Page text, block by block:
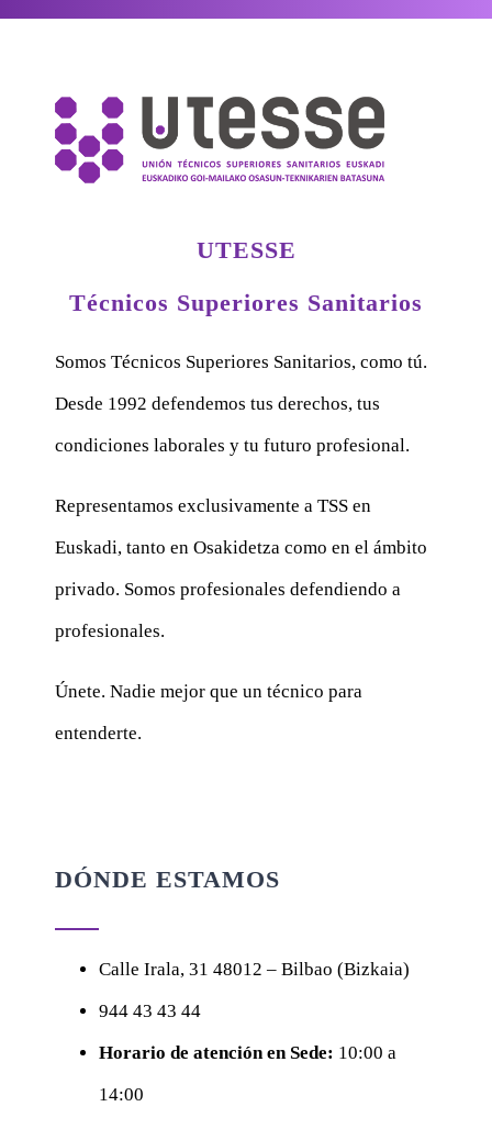
UTESSE
Técnicos Superiores Sanitarios
Somos Técnicos Superiores Sanitarios, como tú.
Desde 1992 defendemos tus derechos, tus
condiciones laborales y tu futuro profesional.
Representamos exclusivamente a TSS en
Euskadi, tanto en Osakidetza como en el ámbito
privado. Somos profesionales defendiendo a
profesionales.
Únete. Nadie mejor que un técnico para
entenderte.
DÓNDE ESTAMOS
Calle Irala, 31 48012 – Bilbao (Bizkaia)
944 43 43 44
Horario de atención en Sede: 10:00 a
14:00